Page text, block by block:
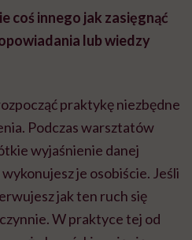
coś innego jak zasięgnąć
lub wiedzy
praktykę niezbędne
Podczas warsztatów
wyjaśnienie danej
je osobiście. Jeśli
jak ten ruch się
W praktyce tej od